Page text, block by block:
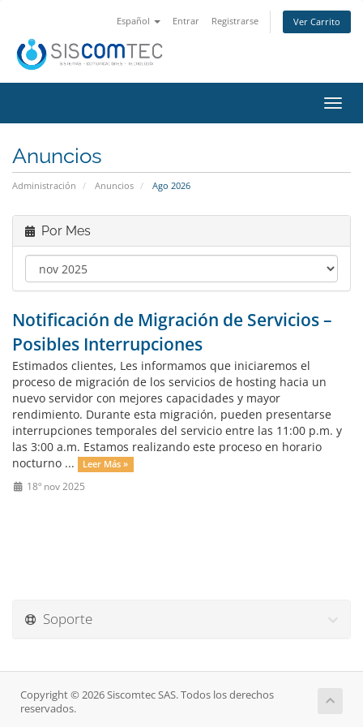
Español Entrar Registrarse Ver Carrito
Anuncios
Administración Anuncios Ago 2026
Por Mes
Notificación de Migración de Servicios –
Posibles Interrupciones
Estimados clientes, Les informamos que iniciaremos el
proceso de migración de los servicios de hosting hacia un
nuevo servidor con mejores capacidades y mayor
rendimiento. Durante esta migración, pueden presentarse
interrupciones temporales del servicio entre las 11:00 p.m. y
las 3:00 a.m. Estamos realizando este proceso en horario
nocturno ...
Leer Más »
18º nov 2025
Soporte
Copyright © 2026 Siscomtec SAS. Todos los derechos
reservados.